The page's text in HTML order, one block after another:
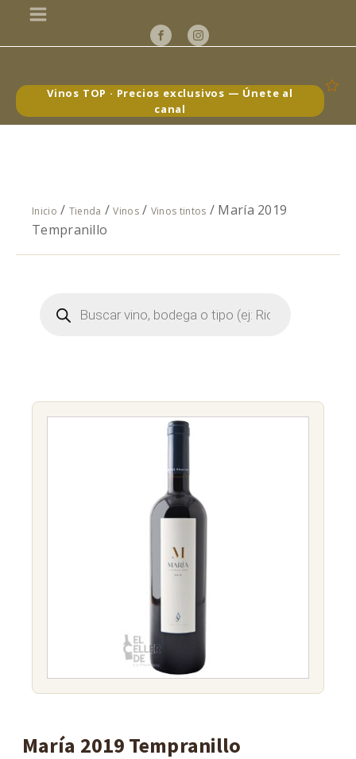
Vinos TOP · Precios exclusivos — Únete al
canal
Inicio / Tienda /Vinos/ Vinos tintos / María 2019
Tempranillo
Búsqueda
María 2019 Tempranillo